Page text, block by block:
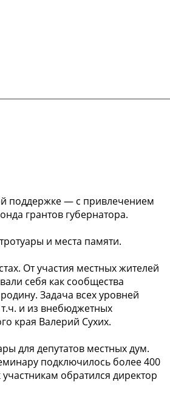
поддержке — с привлечением
грантов губернатора.
и места памяти.
От участия местных жителей
себя как сообщества
Задача всех уровней
и из внебюджетных
края Валерий Сухих.
для депутатов местных дум.
подключилось более 400
обратился директор